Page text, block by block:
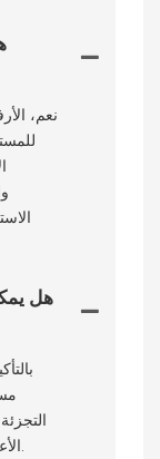
نعم،
هل
الأعمال الصغيرة ذات المساحة المحدودة.